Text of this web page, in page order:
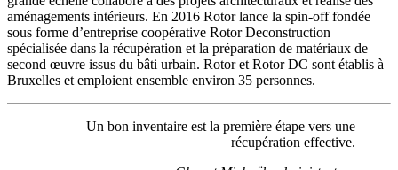
aménagements intérieurs. En 2016 Rotor lance la spin-off fondée
sous forme d’entreprise coopérative Rotor Deconstruction
spécialisée dans la récupération et la préparation de matériaux de
second œuvre issus du bâti urbain. Rotor et Rotor DC sont établis à
Bruxelles et emploient ensemble environ 35 personnes.
Un bon inventaire est la première étape vers une
récupération effective.